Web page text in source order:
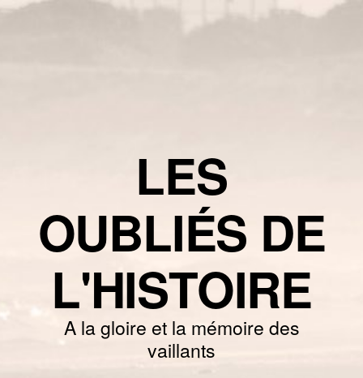
LES
OUBLIÉS DE
L'HISTOIRE
A la gloire et la mémoire des
vaillants